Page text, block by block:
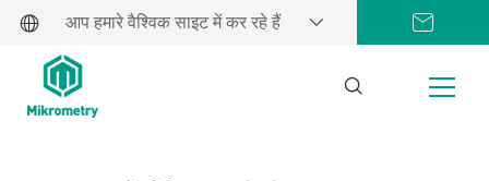
आप हमारे वैश्विक साइट में कर रहे हैं